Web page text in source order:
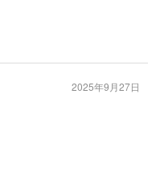
2025年9月27日